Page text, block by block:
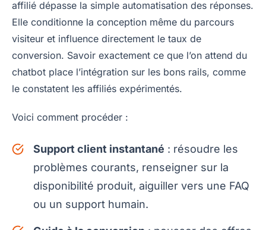
affilié dépasse la simple automatisation des réponses.
Elle conditionne la conception même du parcours
visiteur et influence directement le taux de
conversion. Savoir exactement ce que l’on attend du
chatbot place l’intégration sur les bons rails, comme
le constatent les affiliés expérimentés.
Voici comment procéder :
Support client instantané : résoudre les
problèmes courants, renseigner sur la
disponibilité produit, aiguiller vers une FAQ
ou un support humain.